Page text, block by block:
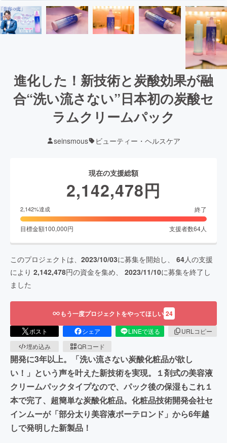
進化した！新技術と炭酸効果が融
合“洗い流さない”日本初の炭酸セ
ラムクリームパック
seinsmous ビューティー・ヘルスケア
現在の支援総額
2,142,478円
2,142%達成 終了
目標金額100,000円 支援者数64人
このプロジェクトは、 2023/10/03に募集を開始し、 64人の支援
により 2,142,478円の資金を集め、 2023/11/10に募集を終了し
ました
もう一度プロジェクトをやってほしい 24
ポスト シェア LINEで送る
URLコピー
埋め込み
QRコード
開発に3年以上。「洗い流さない炭酸化粧品が欲し
い！」という声を叶えた新技術を実現。１剤式の美容液
クリームパックタイプなので、パック後の保湿もこれ１
本で完了、超簡単な炭酸化粧品。化粧品技術開発会社セ
インムーが「部分太り美容液ボーテロンド」から6年越
しで発明した新製品！